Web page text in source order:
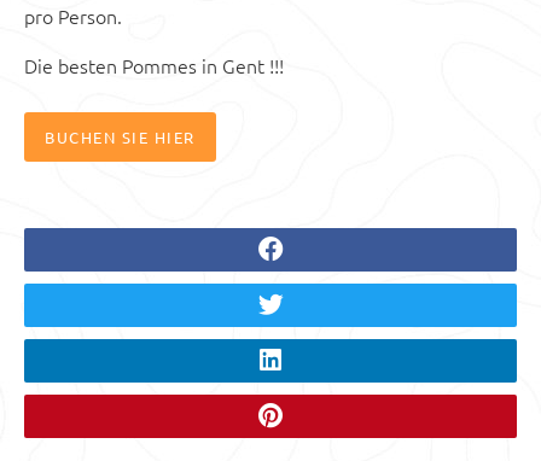
pro Person.
Die besten Pommes in Gent !!!
BUCHEN SIE HIER